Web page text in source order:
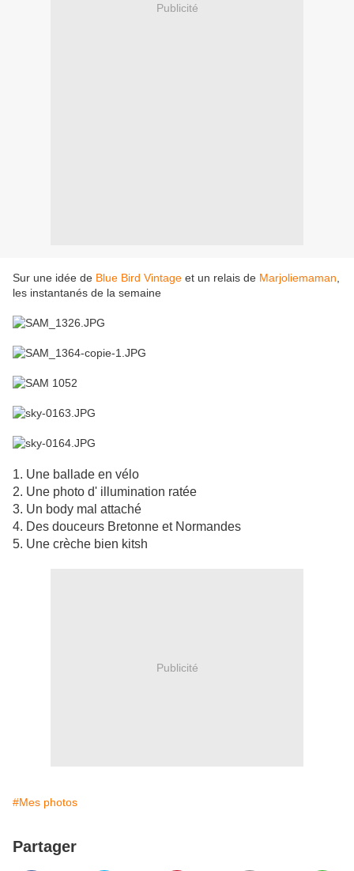
Publicité
Sur une idée de Blue Bird Vintage et un relais de Marjoliemaman
les instantanés de la semaine
1. Une ballade en vélo
2. Une photo d' illumination ratée
3. Un body mal attaché
4. Des douceurs Bretonne et Normandes
5. Une crèche bien kitsh
Publicité
#Mes photos
Partager